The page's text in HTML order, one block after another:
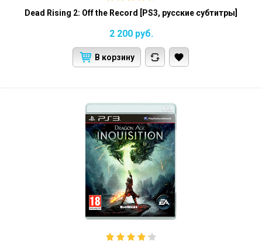
Dead Rising 2: Off the Record [PS3, русские субтитры]
2 200 руб.
В корзину